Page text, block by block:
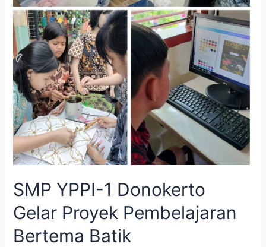
SMP YPPI-1 Donokerto
Gelar Proyek Pembelajaran
Bertema Batik